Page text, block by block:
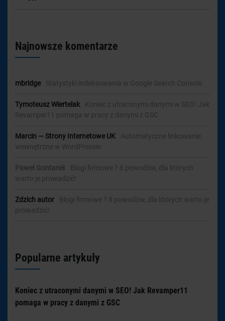
Najnowsze komentarze
mbridge- Statystyki indeksowania w Google Search Console
Tymoteusz Wiertelak
Koniec z utraconymi danymi w SEO! Jak
Revamper11 pomaga w pracy z danymi z GSC
Marcin — Strony Internetowe UK
Automatyczne linkowanie
wewnętrzne w WordPressie
Paweł Gontarek
Blogi firmowe ? 8 powodów, dla których
warto je prowadzić!
Zdzich autor
Blogi firmowe ? 8 powodów, dla których warto je
prowadzić!
Popularne artykuły
Koniec z utraconymi danymi w SEO! Jak Revamper11
pomaga w pracy z danymi z GSC